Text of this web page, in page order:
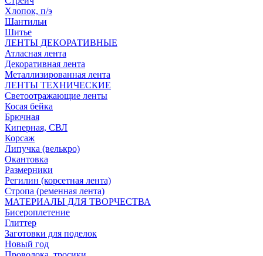
Хлопок, п/э
Шантильи
Шитье
ЛЕНТЫ ДЕКОРАТИВНЫЕ
Атласная лента
Декоративная лента
Металлизированная лента
ЛЕНТЫ ТЕХНИЧЕСКИЕ
Светоотражающие ленты
Косая бейка
Брючная
Киперная, СВЛ
Корсаж
Липучка (велькро)
Окантовка
Размерники
Регилин (корсетная лента)
Стропа (ременная лента)
МАТЕРИАЛЫ ДЛЯ ТВОРЧЕСТВА
Бисероплетение
Глиттер
Заготовки для поделок
Новый год